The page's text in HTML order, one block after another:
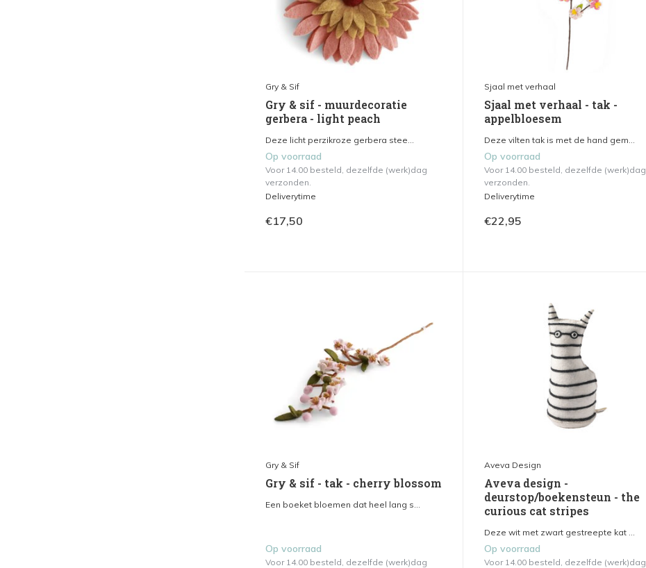
Gry & Sif
Gry & sif - muurdecoratie
gerbera - light peach
Deze licht perzikroze gerbera stee...
Op voorraad
Voor 14.00 besteld, dezelfde (werk)dag
verzonden.
Deliverytime
€17,50
Sjaal met verhaal
Sjaal met verhaal - tak -
appelbloesem
Deze vilten tak is met de hand gem...
Op voorraad
Voor 14.00 besteld, dezelfde (werk)dag
verzonden.
Deliverytime
€22,95
Gry & Sif
Gry & sif - tak - cherry blossom
Een boeket bloemen dat heel lang s...
Op voorraad
Voor 14.00 besteld, dezelfde (werk)dag
Aveva Design
Aveva design -
deurstop/boekensteun - the
curious cat stripes
Deze wit met zwart gestreepte kat ...
Op voorraad
Voor 14.00 besteld, dezelfde (werk)dag